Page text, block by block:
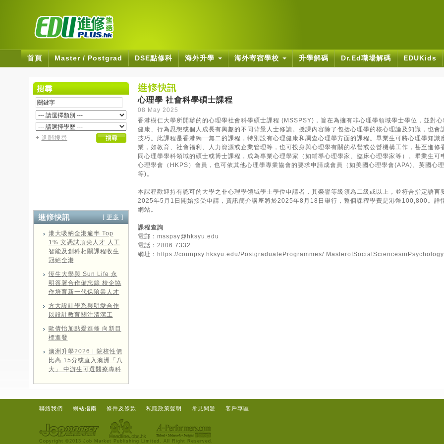
首頁 Master / Postgrad DSE點修科 海外升學 海外寄宿學校 升學解碼 Dr.Ed職場解碼 EDUKids
+ 進階搜尋
[ 更多 ]
港大吸納全港逾半 Top
1% 文憑試頂尖人才 人工
智能及創科相關課程收生
冠絕全港
恆生大學與 Sun Life 永
明簽署合作備忘錄 校企協
作培育新一代保險業人才
方大設計學系與明愛合作
以設計教育關注清潔工
歐倩怡加點愛進修 向新目
標進發
澳洲升學2026︱院校性價
比高 15分或直入澳洲「八
大」 中游生可選醫療專科
心理學 社會科學碩士課程
08 May 2025
香港樹仁大學所開辦的的心理學社會科學碩士課程 (MSSPSY)，旨在為擁有非心理學領域學士學位，並對
健康、行為思想或個人成長有興趣的不同背景人士修讀。授課內容除了包括心理學的核心理論及知識，也會
技巧。此課程是香港獨一無二的課程，特別設有心理健康和調查心理學方面的課程。畢業生可將心理學知識
業，如教育、社會福利、人力資源或企業管理等，也可投身與心理學有關的私營或公營機構工作，甚至進修
同心理學學科領域的碩士或博士課程，成為專業心理學家（如輔導心理學家、臨床心理學家等）。畢業生可
心理學會（HKPS）會員，也可依其他心理學專業協會的要求申請成會員（如美國心理學會(APA)、英國心
等)。
本課程歡迎持有認可的大學之非心理學領域學士學位申請者，其榮譽等級須為二級或以上，並符合指定語言
2025年5月1日開始接受申請，資訊簡介講座將於2025年8月18日舉行，整個課程學費是港幣100,800。詳
網站。
課程查詢
電郵： msspsy@hksyu.edu
電話：2806 7332
網址： https://counpsy.hksyu.edu/PostgraduateProgrammes/ MasterofSocialSciencesinPsychology
聯絡我們 網站指南 條件及條款 私隱政策聲明 常見問題 客戶專區
Copyright ©2013 Job Market Publishing Limited. All Right Reserved.